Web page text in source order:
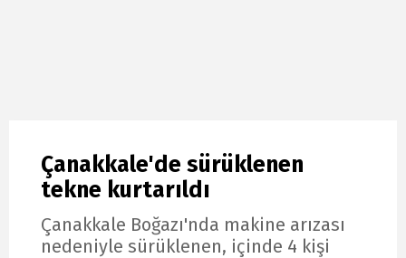
Çanakkale'de sürüklenen
tekne kurtarıldı
Çanakkale Boğazı'nda makine arızası
nedeniyle sürüklenen, içinde 4 kişi